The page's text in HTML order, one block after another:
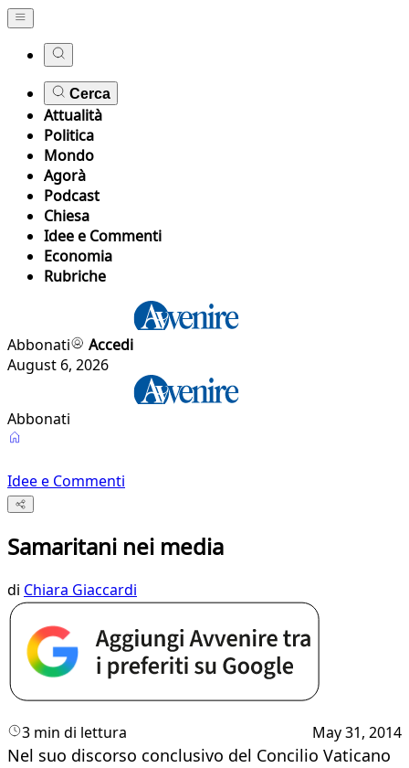
Cerca
Attualità
Politica
Mondo
Agorà
Podcast
Chiesa
Idee e Commenti
Economia
Rubriche
Abbonati
Accedi
August 6, 2026
Abbonati
Idee e Commenti
Samaritani nei media
di Chiara Giaccardi
3 min di lettura May 31, 2014
​Nel suo discorso conclusivo del Concilio Vaticano